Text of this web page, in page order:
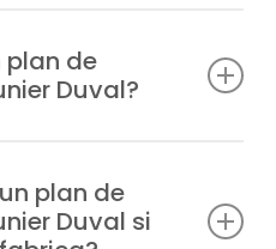
Duval adaptados
como a
plan de
Duval?
instalación y al tipo
plan de
Duval si